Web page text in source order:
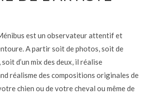
est un observateur attentif et
A partir soit de photos, soit de
d’un mix des deux, il réalise
réalisme des compositions originales de
chien ou de votre cheval ou même de